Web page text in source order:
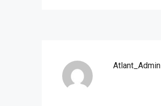
Atlant_Admin